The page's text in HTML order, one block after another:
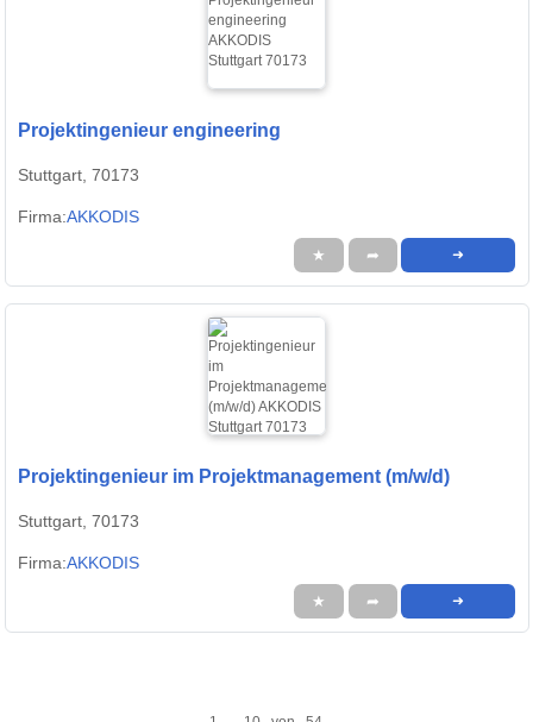
Projektingenieur engineering
Stuttgart, 70173
Firma:AKKODIS
★ ➦ ➜
Projektingenieur im Projektmanagement (m/w/d)
Stuttgart, 70173
Firma:AKKODIS
★ ➦ ➜